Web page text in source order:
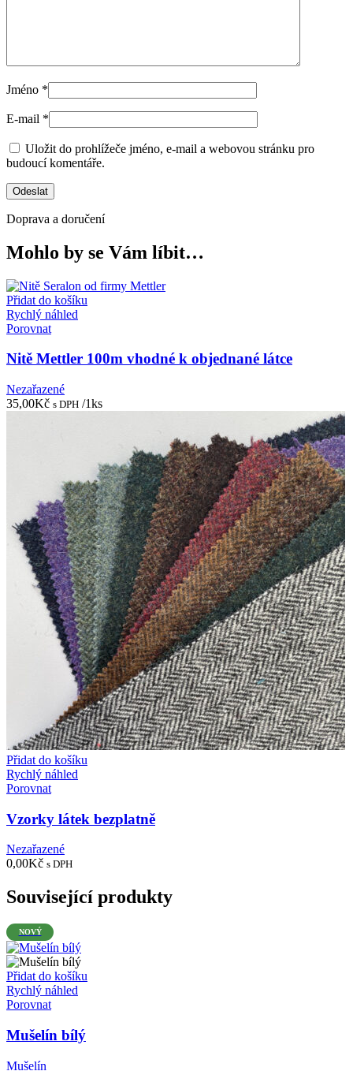
Jméno *
E-mail *
Uložit do prohlížeče jméno, e-mail a webovou stránku pro
budoucí komentáře.
Doprava a doručení
Mohlo by se Vám líbit…
Přidat do košíku
Rychlý náhled
Porovnat
Nitě Mettler 100m vhodné k objednané látce
Nezařazené
35,00Kč s DPH /1ks
Přidat do košíku
Rychlý náhled
Porovnat
Vzorky látek bezplatně
Nezařazené
0,00Kč s DPH
Související produkty
NOVÝ
Přidat do košíku
Rychlý náhled
Porovnat
Mušelín bílý
Mušelín